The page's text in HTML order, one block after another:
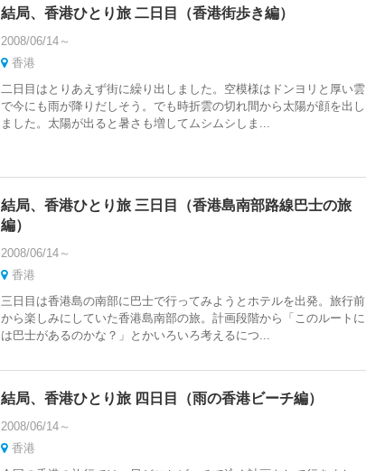
結局、香港ひとり旅 二日目（香港街歩き編）
2008/06/14～
香港
二日目はとりあえず街に繰り出しました。空模様はドンヨリと厚い雲
で今にも雨が降りだしそう。でも時折雲の切れ間から太陽が顔を出し
ました。太陽が出ると暑さも増してムシムシしま...
結局、香港ひとり旅 三日目（香港島南部路線巴士の旅
編）
2008/06/14～
香港
三日目は香港島の南部に巴士で行ってみようとホテルを出発。旅行前
から楽しみにしていた香港島南部の旅。計画段階から「このルートに
は巴士があるのかな？」とかいろいろ考えるにつ...
結局、香港ひとり旅 四日目（雨の香港ビーチ編）
2008/06/14～
香港